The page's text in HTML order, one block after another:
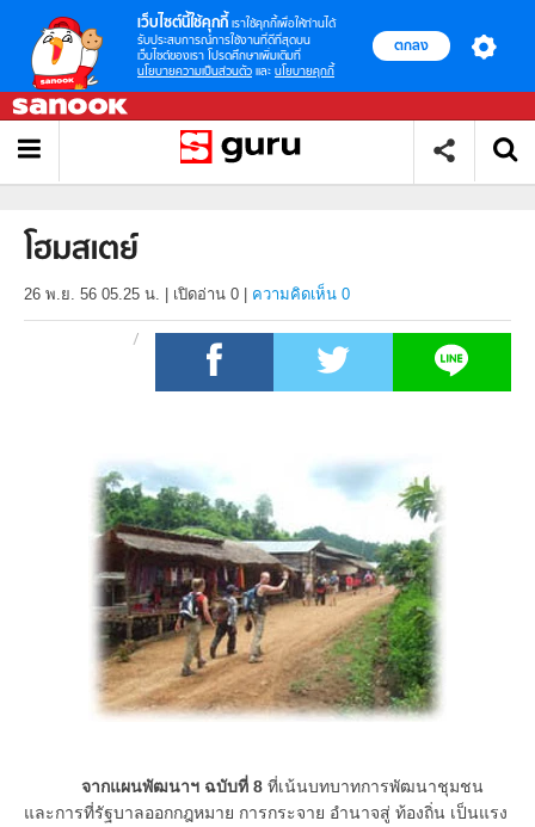
เว็บไซต์นี้ใช้คุกกี้ เราใช้คุกกี้เพื่อให้ท่านได้
รับประสบการณ์การใช้งานที่ดีที่สุดบน
เว็บไซต์ของเรา โปรดศึกษาเพิ่มเติมที่
นโยบายความเป็นส่วนตัว และ นโยบายคุกกี้
ตกลง
โฮมสเตย์
26 พ.ย. 56 05.25 น. เปิดอ่าน 0 ความคิดเห็น 0
จากแผนพัฒนาฯ ฉบับที่ 8 ที่เน้นบทบาทการพัฒนาชุมชน
และการที่รัฐบาลออกกฎหมาย การกระจาย อำนาจสู่ ท้องถิ่น เป็นแรง